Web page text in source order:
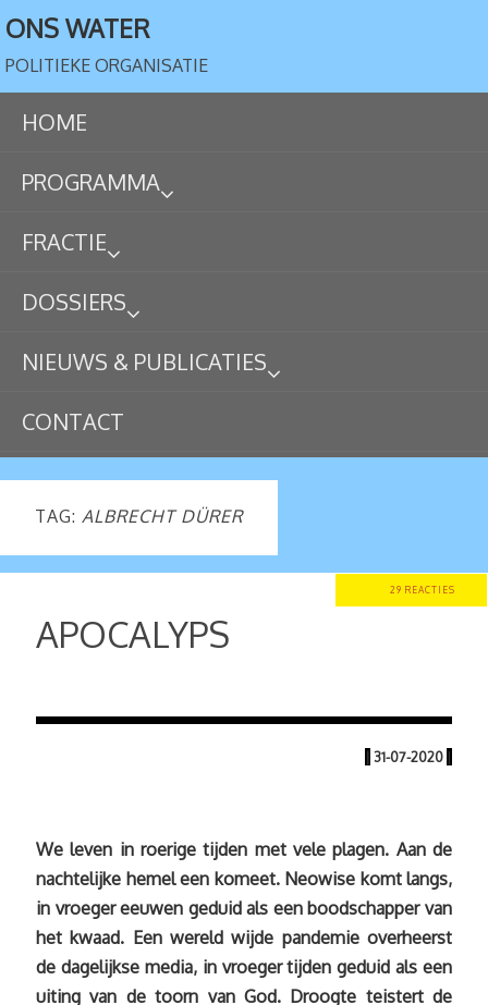
ONS WATER
POLITIEKE ORGANISATIE
HOME
PROGRAMMA
FRACTIE
DOSSIERS
NIEUWS & PUBLICATIES
CONTACT
TAG: ALBRECHT DÜRER
29 REACTIES
APOCALYPS
| 31-07-2020 |
We leven in roerige tijden met vele plagen. Aan de
nachtelijke hemel een komeet. Neowise komt langs,
in vroeger eeuwen geduid als een boodschapper van
het kwaad. Een wereld wijde pandemie overheerst
de dagelijkse media, in vroeger tijden geduid als een
uiting van de toorn van God. Droogte teistert de